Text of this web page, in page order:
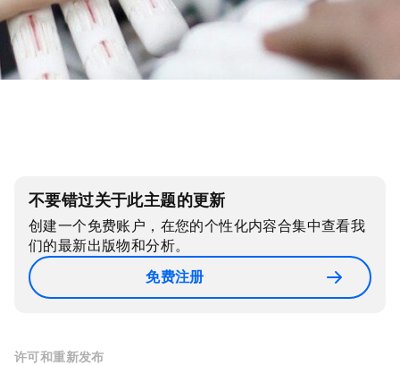
不要错过关于此主题的更新
创建一个免费账户，在您的个性化内容合集中查看我
们的最新出版物和分析。
免费注册
许可和重新发布